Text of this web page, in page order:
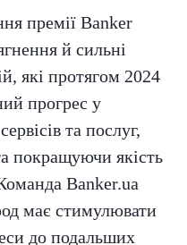
премії Banker
й сильні
які протягом 2024
прогрес у
та послуг,
покращуючи якість
Banker.ua
має стимулювати
до подальших